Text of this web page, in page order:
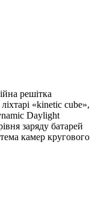
решітка
«kinetic cube»,
Daylight
заряду батарей
камер кругового